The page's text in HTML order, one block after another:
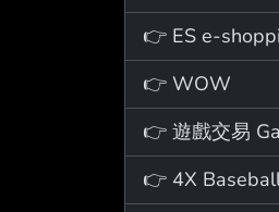
👉 ES e-
👉 WOW
👉 遊戲交易
👉 4X